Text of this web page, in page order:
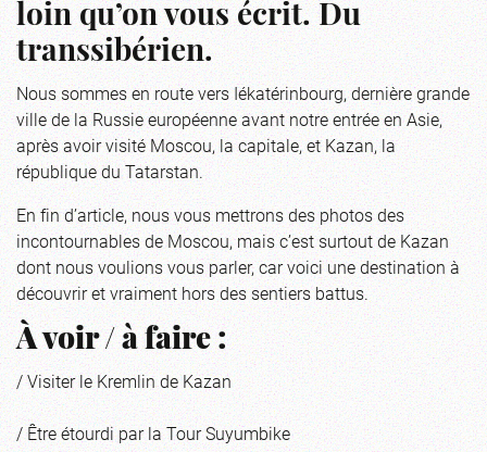
loin qu’on vous écrit. Du
transsibérien.
Nous sommes en route vers Iékatérinbourg, dernière grande
ville de la Russie européenne avant notre entrée en Asie,
après avoir visité Moscou, la capitale, et Kazan, la
république du Tatarstan.
En fin d’article, nous vous mettrons des photos des
incontournables de Moscou, mais c’est surtout de Kazan
dont nous voulions vous parler, car voici une destination à
découvrir et vraiment hors des sentiers battus.
À voir / à faire :
/ Visiter le Kremlin de Kazan
/ Être étourdi par la Tour Suyumbike